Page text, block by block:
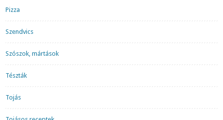
Pizza
Szendvics
Szószok, mártások
Tészták
Tojás